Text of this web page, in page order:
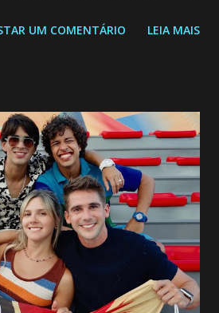
do SBT de 08/06/26 a 14/06/26
ele demonstrou ser o tipo de
durante toda a vida. Camila
e imagina como seria o
conseguir seduzi-lo. Manuel avisa a
de Gabriel com Joana.
de todas as suspeitas pelo
apontando que ele poderia
de Gabriel. Artur informa a Gabriel
por engano outra paciente, que está
UM COMENTÁRIO LEIA MAIS